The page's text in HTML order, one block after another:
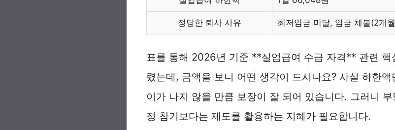
정당한 퇴사 사유 최저임금 미달, 임금 체불(2개
표를 통해 2026년 기준 **실업급여 수급 자격** 관련 핵
렸는데, 금액을 보니 어떤 생각이 드시나요? 사실 하한
이가 나지 않을 만큼 보장이 잘 되어 있습니다. 그러니
정 참기보다는 제도를 활용하는 지혜가 필요합니다.